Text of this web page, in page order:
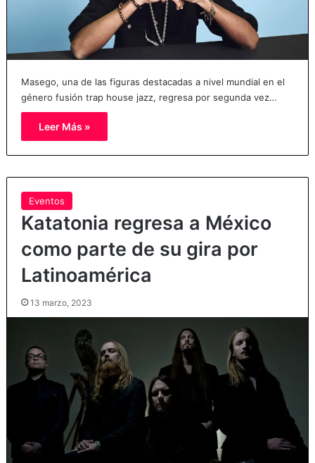
Masego, una de las figuras destacadas a nivel mundial en el
género fusión trap house jazz, regresa por segunda vez…
Leer Más »
Eventos
Katatonia regresa a México
como parte de su gira por
Latinoamérica
13 marzo, 2023